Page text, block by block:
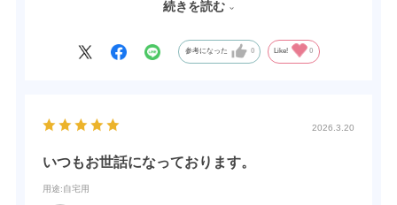
春夏秋は常温で、冬は燗をして呑むことが多いです
続きを読む
参考になった 0 Like! 0
2026.3.20
いつもお世話になっております。
用途:自宅用